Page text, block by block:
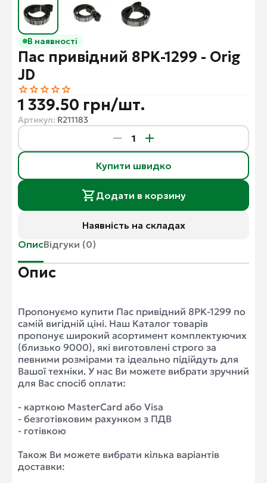
В наявності
Пас привідний 8PK-1299 - Orig
JD
1 339.50 грн/шт.
Артикул: R211183
Купити швидко
Додати в корзину
Наявність на складах
ОписВідгуки (0)
Опис
Пропонуємо купити Пас привідний 8PK-1299 по
самій вигідній ціні. Наш Каталог товарів
пропонує широкий асортимент комплектуючих
(близько 9000), які виготовлені строго за
певними розмірами та ідеально підійдуть для
Вашої техніки. У нас Ви можете вибрати зручний
для Вас спосіб оплати:
- карткою MasterCard або Visa
- безготівковим рахунком з ПДВ
- готівкою
Також Ви можете вибрати кілька варіантів
доставки: